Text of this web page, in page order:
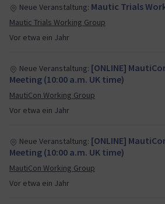
Vor etwa ein Jahr
Neue Veranstaltung: Mautic Trials
Mautic Trials Working Group
Vor etwa ein Jahr
Neue Veranstaltung: [ONLINE]
Meeting (10:00 a.m. UK time)
MautiCon Working Group
Vor etwa ein Jahr
Neue Veranstaltung: [ONLINE]
Meeting (10:00 a.m. UK time)
MautiCon Working Group